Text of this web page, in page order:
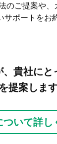
のご提案や
ポートをお
貴社にと
を提案しま
ついて詳し